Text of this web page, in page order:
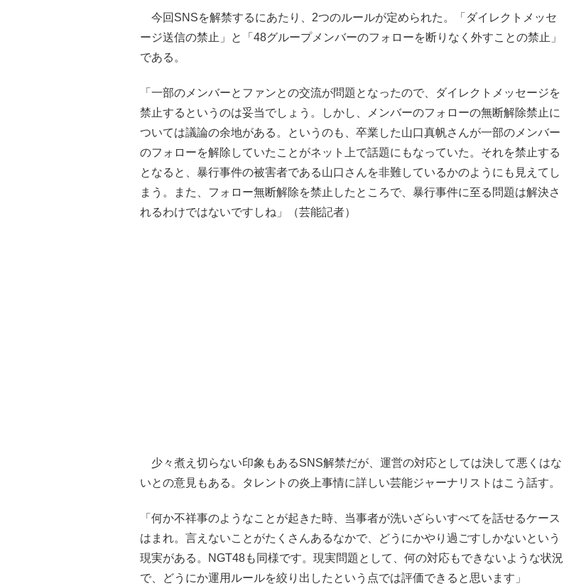
今回SNSを解禁するにあたり、2つのルールが定められた。「ダイレクトメッセ
ージ送信の禁止」と「48グループメンバーのフォローを断りなく外すことの禁止」
である。
「一部のメンバーとファンとの交流が問題となったので、ダイレクトメッセージを
禁止するというのは妥当でしょう。しかし、メンバーのフォローの無断解除禁止に
ついては議論の余地がある。というのも、卒業した山口真帆さんが一部のメンバー
のフォローを解除していたことがネット上で話題にもなっていた。それを禁止する
となると、暴行事件の被害者である山口さんを非難しているかのようにも見えてし
まう。また、フォロー無断解除を禁止したところで、暴行事件に至る問題は解決さ
れるわけではないですしね」（芸能記者）
少々煮え切らない印象もあるSNS解禁だが、運営の対応としては決して悪くはな
いとの意見もある。タレントの炎上事情に詳しい芸能ジャーナリストはこう話す。
「何か不祥事のようなことが起きた時、当事者が洗いざらいすべてを話せるケース
はまれ。言えないことがたくさんあるなかで、どうにかやり過ごすしかないという
現実がある。NGT48も同様です。現実問題として、何の対応もできないような状況
で、どうにか運用ルールを絞り出したという点では評価できると思います」